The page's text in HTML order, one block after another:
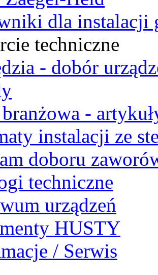
dla instalacji
techniczne
- dobór
branżowa -
instalacji ze
doboru
techniczne
urządzeń
HUSTY
/ Serwis